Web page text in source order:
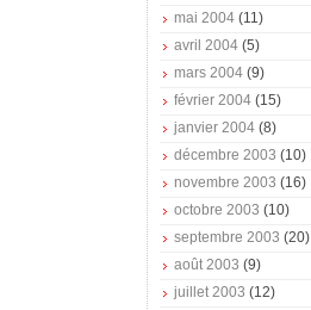
mai 2004 (11)
avril 2004 (5)
mars 2004 (9)
février 2004 (15)
janvier 2004 (8)
décembre 2003 (10)
novembre 2003 (16)
octobre 2003 (10)
septembre 2003 (20)
août 2003 (9)
juillet 2003 (12)